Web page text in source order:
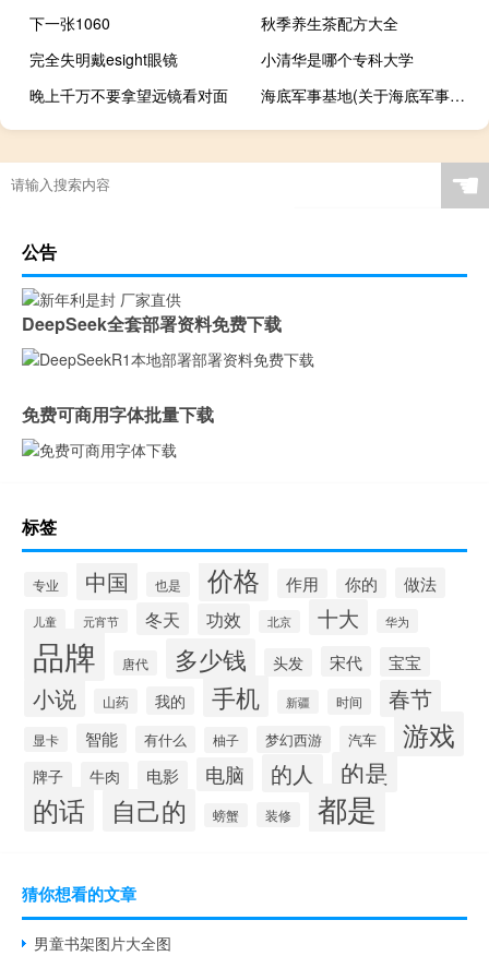
下一张1060
秋季养生茶配方大全
完全失明戴esight眼镜
小清华是哪个专科大学
晚上千万不要拿望远镜看对面
海底军事基地(关于海底军事基地简述)
☚
公告
DeepSeek全套部署资料免费下载
免费可商用字体批量下载
标签
专业 中国 也是 价格 作用 你的 做法
儿童 元宵节 冬天 功效 北京 十大 华为
品牌 唐代 多少钱 头发 宋代 宝宝
小说 山药 我的 手机 新疆 时间 春节
显卡 智能 有什么 柚子 梦幻西游 汽车 游戏
牌子 牛肉 电影 电脑 的人 的是
的话 自己的 螃蟹 装修 都是
猜你想看的文章
男童书架图片大全图